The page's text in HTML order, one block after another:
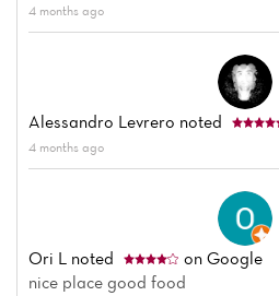
4 months ago
Alessandro Levrero noted
4 months ago
Ori L noted
on Google
nice place good food